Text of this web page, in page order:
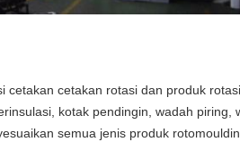
cetakan rotasi dan produk
kotak pendingin, wadah piring,
semua jenis produk